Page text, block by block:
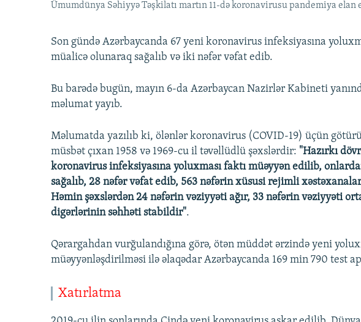
Ümumdünya Səhiyyə Təşkilatı martın 11-də koronavirusu pandemiya elan
Son gündə Azərbaycanda 67 yeni koronavirus infeksiyasına
müalicə olunaraq sağalıb və iki nəfər vəfat edib.
Bu barədə bugün, mayın 6-da Azərbaycan Nazirlər Kabineti
məlumat yayıb.
Məlumatda yazılıb ki, ölənlər koronavirus (COVID-19) üçün
müsbət çıxan 1958 və 1969-cu il təvəllüdlü şəxslərdir: "Hazırkı
koronavirus infeksiyasına yoluxması faktı müəyyən edilib,
sağalıb, 28 nəfər vəfat edib, 563 nəfərin xüsusi rejimli
Həmin şəxslərdən 24 nəfərin vəziyyəti ağır, 33 nəfərin vəziyyəti
digərlərinin səhhəti stabildir".
Qərargahdan vurğulandığına görə, ötən müddət ərzində yeni
müəyyənləşdirilməsi ilə əlaqədar Azərbaycanda 169 min 790 test
Xatırlatma